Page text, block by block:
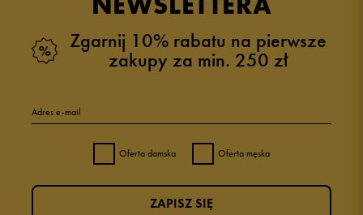
Zgarnij 10% rabatu na pierwsze
zakupy za min. 250 zł
Adres e-mail
Oferta damska Oferta męska
ZAPISZ SIĘ